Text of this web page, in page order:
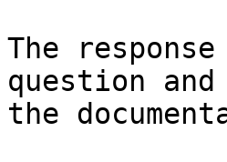
The
question
the